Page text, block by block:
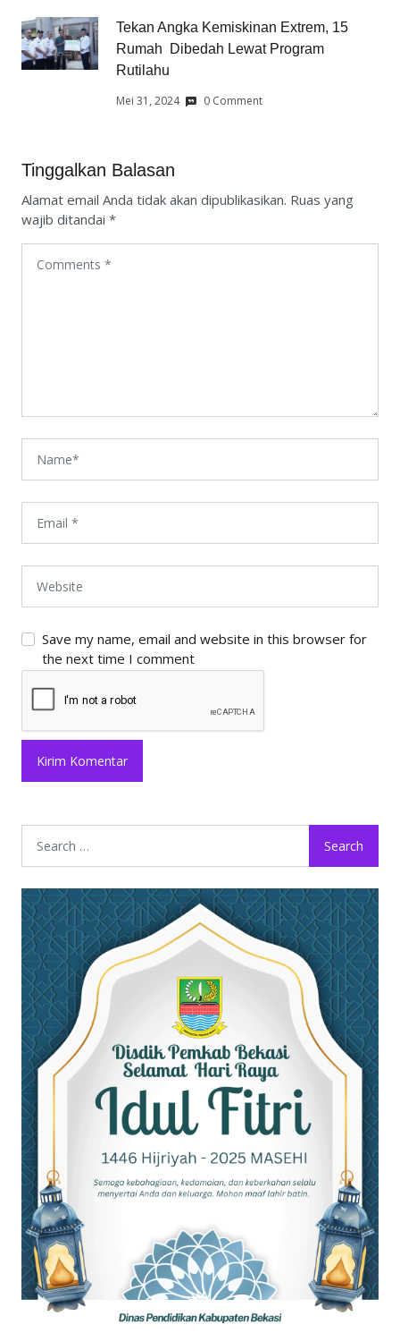
Tekan Angka Kemiskinan Extrem, 15
Rumah Dibedah Lewat Program
Rutilahu
Mei 31, 2024 0 Comment
Tinggalkan Balasan
Alamat email Anda tidak akan dipublikasikan. Ruas yang
wajib ditandai *
Save my name, email and website in this browser for
the next time I comment